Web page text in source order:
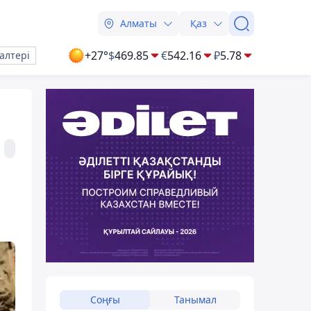
Алматы Қаз
+27°$469.85 €542.16 ₽5.78
Соңғы Танымал